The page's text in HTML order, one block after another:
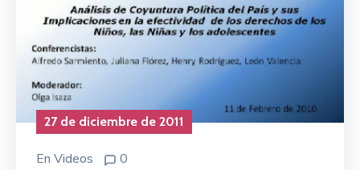
27 de diciembre de 2011
En Videos 0